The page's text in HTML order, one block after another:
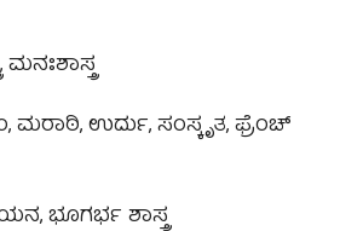
ಉರ್ದು, ಸಂಸ್ಕೃತ, ಫ್ರೆಂಚ್
ಭೂಗರ್ಭ ಶಾಸ್ತ್ರ